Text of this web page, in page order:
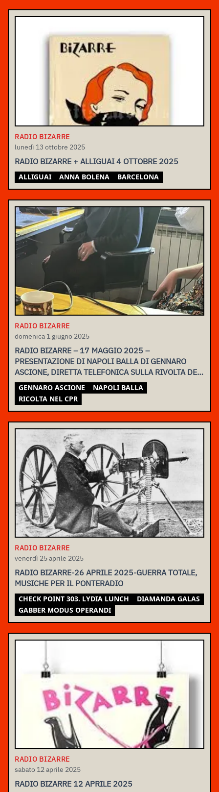
RADIO BIZARRE
lunedì 13 ottobre 2025
RADIO BIZARRE + ALLIGUAI 4 OTTOBRE 2025
ALLIGUAI ANNA BOLENA BARCELONA
RADIO BIZARRE
domenica 1 giugno 2025
RADIO BIZARRE – 17 MAGGIO 2025 –
PRESENTAZIONE DI NAPOLI BALLA DI GENNARO
ASCIONE, DIRETTA TELEFONICA SULLA RIVOLTA DEL
CPR DI TORINO DELLA SCORSA NOTTE
GENNARO ASCIONE
NAPOLI BALLA
RICOLTA NEL CPR
RADIO BIZARRE
venerdì 25 aprile 2025
RADIO BIZARRE-26 APRILE 2025-GUERRA TOTALE,
MUSICHE PER IL PONTERADIO
CHECK POINT 303. LYDIA LUNCH
DIAMANDA GALAS
GABBER MODUS OPERANDI
RADIO BIZARRE
sabato 12 aprile 2025
RADIO BIZARRE 12 APRILE 2025